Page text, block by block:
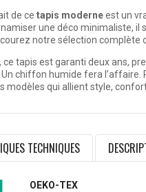
de ce tapis moderneest un
une déco minimaliste, il
notre sélection complète
tapis est garanti deux ans,
chiffon humide fera
modèles qui allient style,
TECHNIQUES
OEKO-TEX